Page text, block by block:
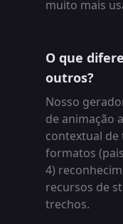
muito mais
O que
outros?
Nosso
de animação
contextual
formatos
4)
recursos de
trechos.